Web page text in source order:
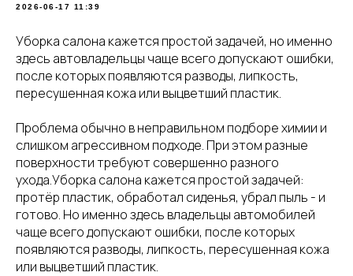
2026-06-17 11:39
Уборка салона кажется простой задачей, но именно
здесь автовладельцы чаще всего допускают ошибки,
после которых появляются разводы, липкость,
пересушенная кожа или выцветший пластик.
Проблема обычно в неправильном подборе химии и
слишком агрессивном подходе. При этом разные
поверхности требуют совершенно разного
ухода.Уборка салона кажется простой задачей:
протёр пластик, обработал сиденья, убрал пыль - и
готово. Но именно здесь владельцы автомобилей
чаще всего допускают ошибки, после которых
появляются разводы, липкость, пересушенная кожа
или выцветший пластик.